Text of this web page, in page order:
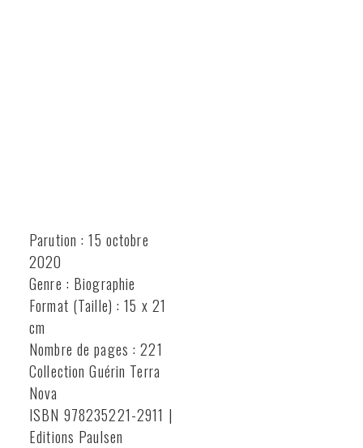
Parution : 15 octobre
2020
Genre : Biographie
Format (Taille) : 15 x 21
cm
Nombre de pages : 221
Collection Guérin Terra
Nova
ISBN 978235221-2911 |
Editions Paulsen